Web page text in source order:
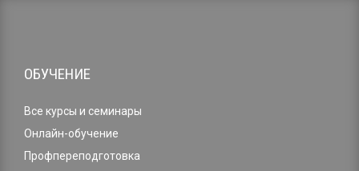
ОБУЧЕНИЕ
Все курсы и семинары
Онлайн-обучение
Профпереподготовка